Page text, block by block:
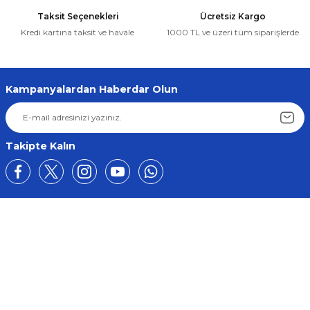
PİM ( TEL UCU ) 8.0 * 9.8 (1,6) ŞAPKALI SARI Cam Kriko Teli Ucu Pimi /
6,85 ₺
Sepete Ekle
PİM ( TEL UCU ) 8.0 * 9.8 (1,6) ŞAPKALI DEMİR Cam Kriko Teli Ucu Pimi /
4,29 ₺
Taksit Seçenekleri
Kredi kartına taksit ve havale
Ücretsiz Kargo
1000 TL ve üzeri tüm siparişlerde
Kampanyalardan Haberdar Olun
Takipte Kalın